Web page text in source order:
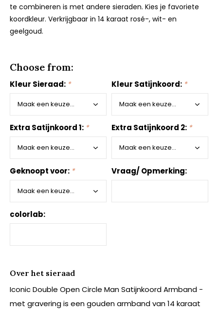
te combineren is met andere sieraden. Kies je favoriete
koordkleur. Verkrijgbaar in 14 karaat rosé-, wit- en
geelgoud.
Choose from:
Kleur Sieraad: * Kleur Satijnkoord: *
Extra Satijnkoord 1: * Extra Satijnkoord 2: *
Geknoopt voor: * Vraag/ Opmerking:
colorlab:
Over het sieraad
Iconic Double Open Circle Man Satijnkoord Armband -
met gravering is een gouden armband van 14 karaat